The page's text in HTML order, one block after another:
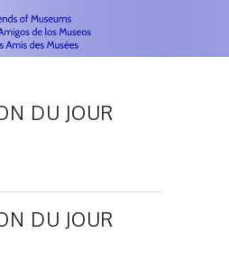
DU JOUR
DU JOUR